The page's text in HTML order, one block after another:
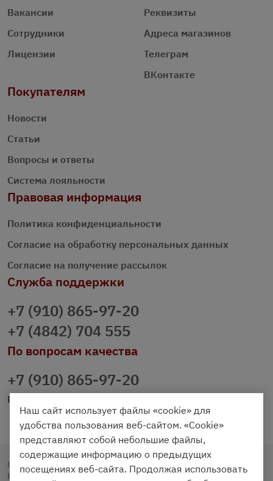
Вакансии
Сотрудники
Лицензии
Реквизиты
Адреса магазинов
Телеграм
ВКонтакте
Покупателям
Новости
Статьи
Вопросы и ответы
Система лояльности
Правовая информация
Политика конфиденциальности
Согласие на обработку персональных данных
Согласие на получение рассылок
Служба поддержки
+7 (910) 865-97-20
+7 (4842) 704 555
По вопросам качества
+7 (910) 865-97-20
prazdnichniy40@palmi.ru
Copyright © 2020 - 2026. Праздничный Стол.
Разработка и продвижение - Vegas Studio
Наш сайт использует файлы «cookie» для
удобства пользования веб-сайтом. «Cookie»
представляют собой небольшие файлы,
содержащие информацию о предыдущих
посещениях веб-сайта. Продолжая использовать